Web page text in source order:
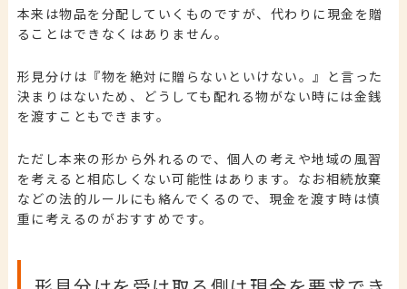
本来は物品を分配していくものですが、代わりに現金を贈
ることはできなくはありません。
形見分けは『物を絶対に贈らないといけない。』と言った
決まりはないため、どうしても配れる物がない時には金銭
を渡すこともできます。
ただし本来の形から外れるので、個人の考えや地域の風習
を考えると相応しくない可能性はあります。なお相続放棄
などの法的ルールにも絡んでくるので、現金を渡す時は慎
重に考えるのがおすすめです。